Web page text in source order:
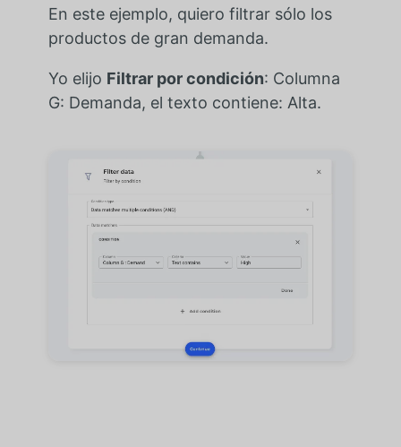
En este ejemplo, quiero filtrar sólo los
productos de gran demanda.
Yo elijo Filtrar por condición: Columna
G: Demanda, el texto contiene: Alta.